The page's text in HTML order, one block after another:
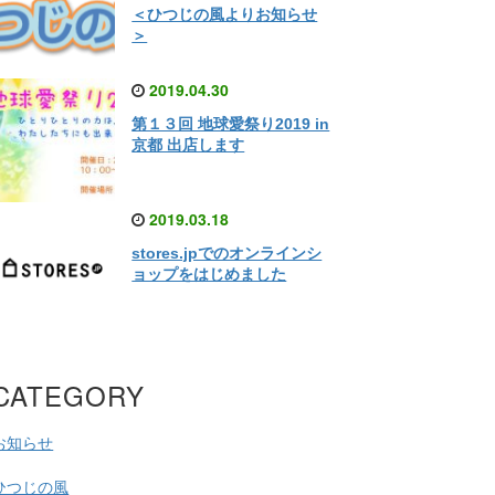
＜ひつじの風よりお知らせ
＞
2019.04.30
第１３回 地球愛祭り2019 in
京都 出店します
2019.03.18
stores.jpでのオンラインシ
ョップをはじめました
知らせ
つじの風